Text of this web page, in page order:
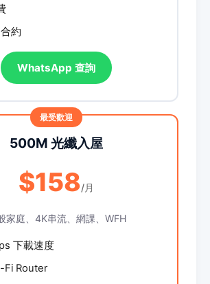
約
WhatsApp 查詢
500M 光纖入屋
$158/月
家庭、4K串流、網課、WFH
下載速度
Fi Router